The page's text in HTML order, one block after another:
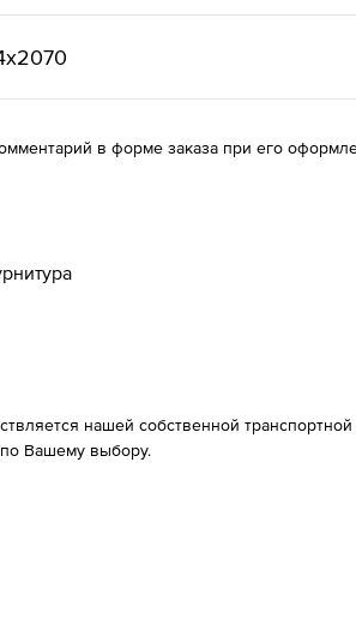
в форме заказа при его
нашей собственной
Вашему выбору.